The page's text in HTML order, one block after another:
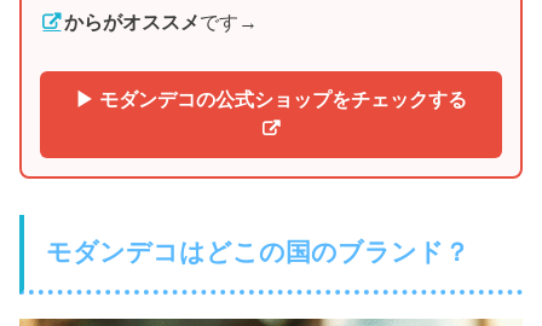
からがオススメです→
▶ モダンデコの公式ショップをチェックする
モダンデコはどこの国のブランド？